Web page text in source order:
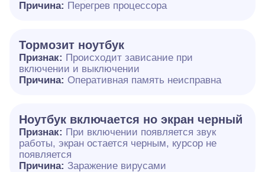
Причина: Перегрев процессора
Тормозит ноутбук
Признак: Происходит зависание при
включении и выключении
Причина: Оперативная память неисправна
Ноутбук включается но экран черный
Признак: При включении появляется звук
работы, экран остается черным, курсор не
появляется
Причина: Заражение вирусами